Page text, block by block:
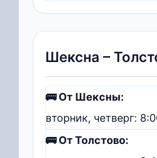
Шексна –
🚌 От Шексны:
вторник, четверг:
🚌 От Толстово: